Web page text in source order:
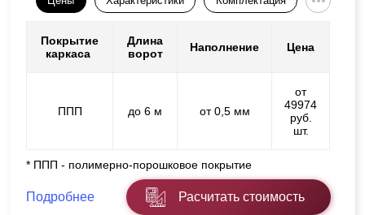
Покрытие
каркаса
Длина
ворот
Наполнение Цена
ППП до 6 м от 0,5 мм
от
49974
руб.
шт.
* ППП - полимерно-порошковое покрытие
Подробнее Расчитать стоимость